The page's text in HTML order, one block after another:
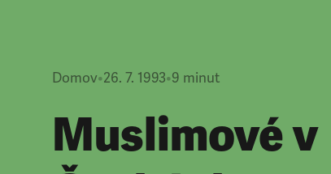
Domov•26. 7. 1993•9 minut
Muslimové v